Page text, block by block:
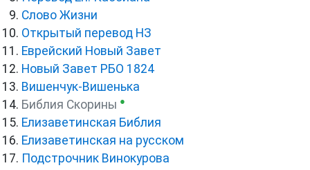
Слово Жизни
Открытый перевод НЗ
Еврейский Новый Завет
Новый Завет РБО 1824
Вишенчук-Вишенька
Библия Скорины ●
Елизаветинская Библия
Елизаветинская на русском
Подстрочник Винокурова